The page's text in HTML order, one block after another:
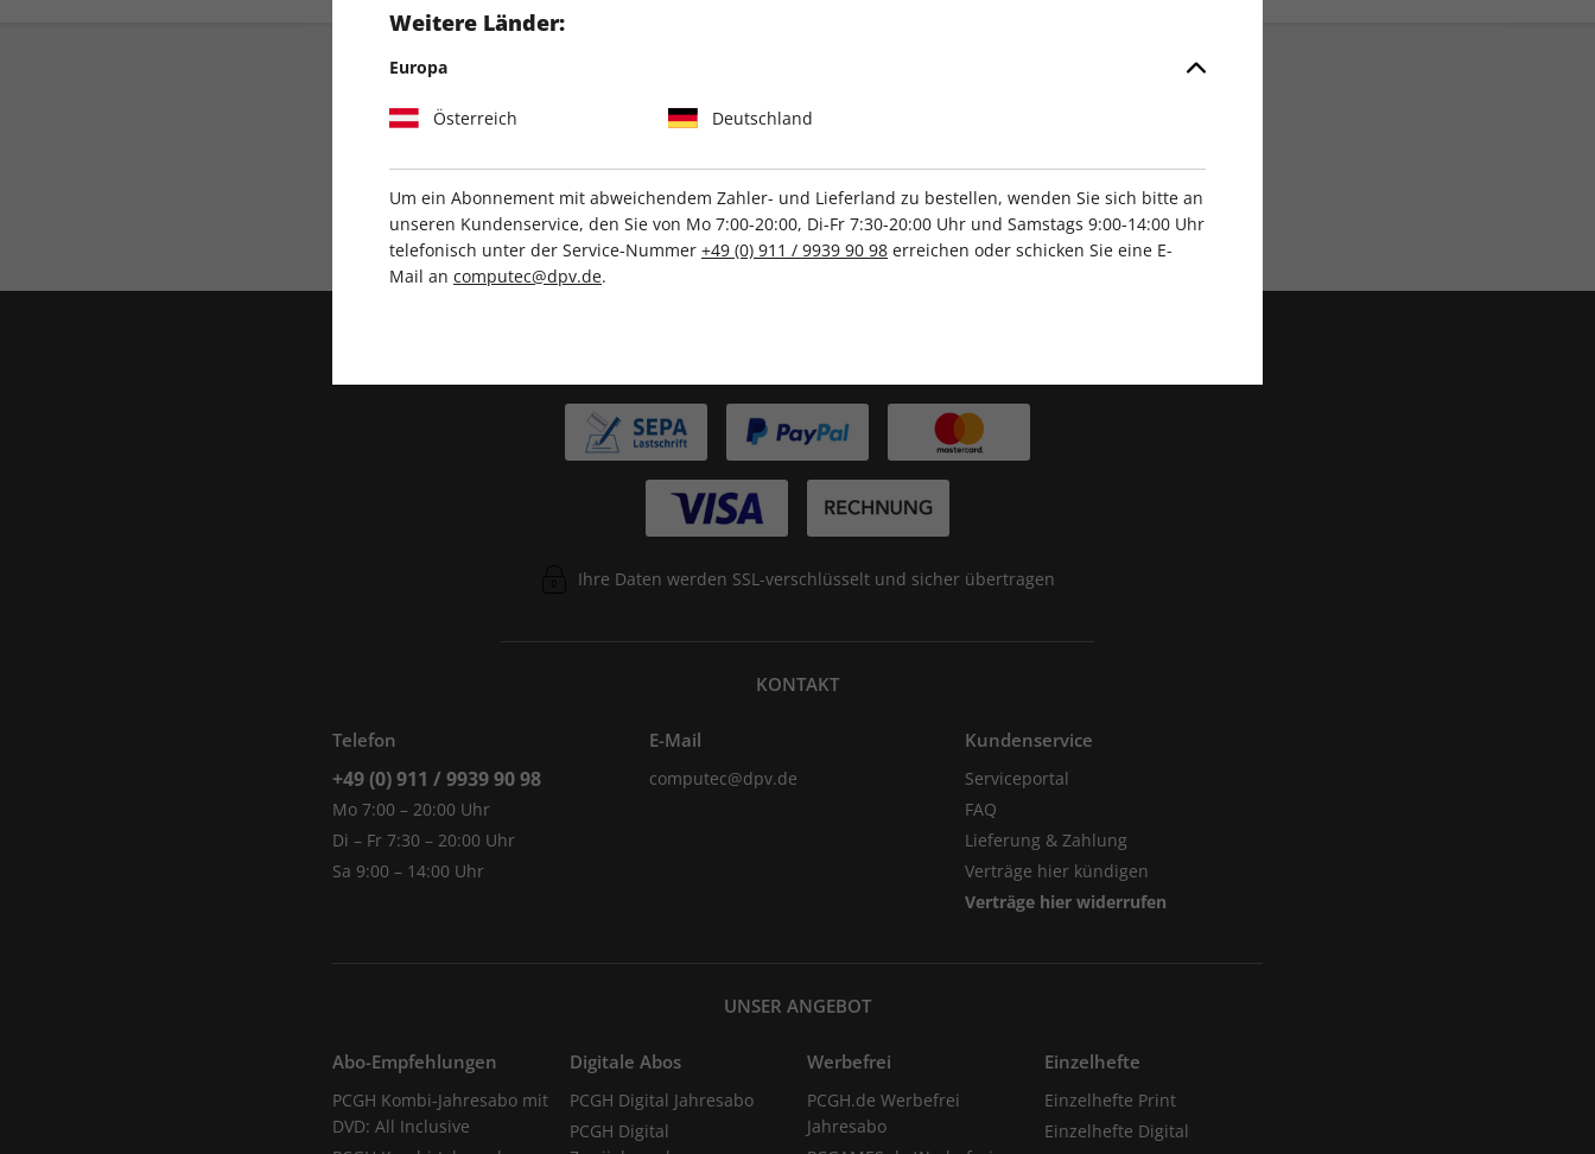
Direkt vom Verlag Tolle Prämien Gratis Versand Exklusive Rabatte
Ihre Daten werden SSL-verschlüsselt und sicher übertragen
KONTAKT
Telefon
+49 (0) 911 / 9939 90 98
Mo 7:00 – 20:00 Uhr
Di – Fr 7:30 – 20:00 Uhr
Sa 9:00 – 14:00 Uhr
E-Mail
computec@dpv.de
Kundenservice
Serviceportal
FAQ
Lieferung & Zahlung
Verträge hier kündigen
Verträge hier widerrufen
UNSER ANGEBOT
Abo-Empfehlungen
PCGH Kombi-Jahresabo mit
DVD: All Inclusive
Digitale Abos
PCGH Digital Jahresabo
PCGH Digital
Werbefrei
PCGH.de Werbefrei
Jahresabo
Einzelhefte
Einzelhefte Print
Einzelhefte Digital
Weitere Länder:
Europa
Österreich Deutschland
Um ein Abonnement mit abweichendem Zahler- und Lieferland zu bestellen, wenden Sie sich bitte an
unseren Kundenservice, den Sie von Mo 7:00-20:00, Di-Fr 7:30-20:00 Uhr und Samstags 9:00-14:00 Uhr
telefonisch unter der Service-Nummer +49 (0) 911 / 9939 90 98 erreichen oder schicken Sie eine E-
Mail an computec@dpv.de.